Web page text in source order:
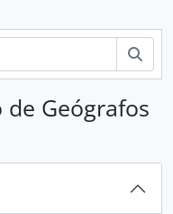
de Geógrafos